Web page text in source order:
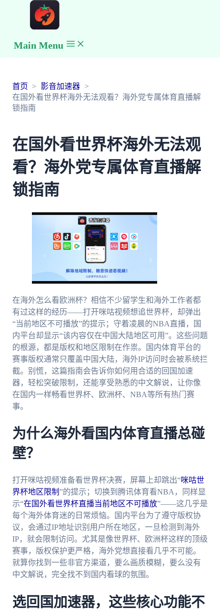
Main Menu
首页
影音加速器
在国外看世界杯海外无法观看？海外党专属体育直播解
锁指南
在国外看世界杯海外无法观
看？海外党专属体育直播解
锁指南
在海外怎么看欧洲杯？相信不少留学生和海外工作者都
有过这样的经历——打开咪咕视频想追世界杯，却弹出
“当前地区不可播放”的提示；守着凌晨的NBA直播，国
内平台却显示“该内容仅在中国大陆地区可用”。这些问题
的根源，都是版权和地区限制在作祟。国内体育平台的
赛事版权通常只覆盖中国大陆，海外IP访问时会被系统拦
截。别慌，这篇指南会告诉你如何用合适的回国加速
器，轻松突破限制，还能享受熟悉的中文解说，让你像
在国内一样畅看世界杯、欧洲杯、NBA等所有热门赛
事。
为什么海外看国内体育直播总碰
壁？
打开咪咕视频准备看世界杯决赛，屏幕上却跳出“咪咕世
界杯地区限制 ”的提示；切换到腾讯体育看NBA，同样显
示“在国外看世界杯直播当前地区不可播放”——这几乎是
每个海外体育迷的日常烦恼。国内平台为了遵守版权协
议，会通过IP地址识别用户所在地区，一旦检测到海外
IP，就会限制访问。尤其是像世界杯、欧洲杯这样的顶级
赛事，版权保护更严格，海外党想直接看几乎不可能。
就算你找到一些非官方渠道，要么画质模糊，要么没有
中文解说，完全找不到国内看球的氛围。
选回国加速器，这些核心功能不